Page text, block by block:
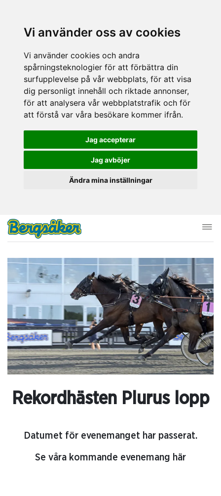
Vi använder oss av cookies
Vi använder cookies och andra
spårningsteknologier för att förbättra din
surfupplevelse på vår webbplats, för att visa
dig personligt innehåll och riktade annonser,
för att analysera vår webbplatstrafik och för
att förstå var våra besökare kommer ifrån.
Jag accepterar
Jag avböjer
Ändra mina inställningar
Rekordhästen Plurus lopp
Datumet för evenemanget har passerat.
Se våra kommande evenemang här